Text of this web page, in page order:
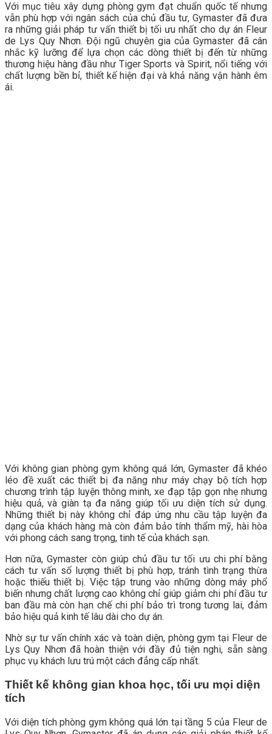
Với mục tiêu xây dựng phòng gym đạt chuẩn quốc tế nhưng
vẫn phù hợp với ngân sách của chủ đầu tư, Gymaster đã đưa
ra những giải pháp tư vấn thiết bị tối ưu nhất cho dự án Fleur
de Lys Quy Nhơn. Đội ngũ chuyên gia của Gymaster đã cân
nhắc kỹ lưỡng để lựa chọn các dòng thiết bị đến từ những
thương hiệu hàng đầu như Tiger Sports và Spirit, nổi tiếng với
chất lượng bền bỉ, thiết kế hiện đại và khả năng vận hành êm
ái.
Với không gian phòng gym không quá lớn, Gymaster đã khéo
léo đề xuất các thiết bị đa năng như máy chạy bộ tích hợp
chương trình tập luyện thông minh, xe đạp tập gọn nhẹ nhưng
hiệu quả, và giàn tạ đa năng giúp tối ưu diện tích sử dụng.
Những thiết bị này không chỉ đáp ứng nhu cầu tập luyện đa
dạng của khách hàng mà còn đảm bảo tính thẩm mỹ, hài hòa
với phong cách sang trọng, tinh tế của khách sạn.
Hơn nữa, Gymaster còn giúp chủ đầu tư tối ưu chi phí bằng
cách tư vấn số lượng thiết bị phù hợp, tránh tình trạng thừa
hoặc thiếu thiết bị. Việc tập trung vào những dòng máy phổ
biến nhưng chất lượng cao không chỉ giúp giảm chi phí đầu tư
ban đầu mà còn hạn chế chi phí bảo trì trong tương lai, đảm
bảo hiệu quả kinh tế lâu dài cho dự án.
Nhờ sự tư vấn chính xác và toàn diện, phòng gym tại Fleur de
Lys Quy Nhơn đã hoàn thiện với đầy đủ tiện nghi, sẵn sàng
phục vụ khách lưu trú một cách đẳng cấp nhất.
Thiết kế không gian khoa học, tối ưu mọi diện
tích
Với diện tích phòng gym không quá lớn tại tầng 5 của Fleur de